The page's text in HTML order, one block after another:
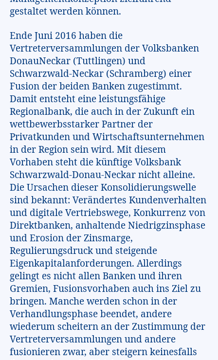
gestaltet werden können.
Ende Juni 2016 haben die
Vertreterversammlungen der Volksbanken
DonauNeckar (Tuttlingen) und
Schwarzwald-Neckar (Schramberg) einer
Fusion der beiden Banken zugestimmt.
Damit entsteht eine leistungsfähige
Regionalbank, die auch in der Zukunft ein
wettbewerbsstarker Partner der
Privatkunden und Wirtschaftsunternehmen
in der Region sein wird. Mit diesem
Vorhaben steht die künftige Volksbank
Schwarzwald-Donau-Neckar nicht alleine.
Die Ursachen dieser Konsolidierungswelle
sind bekannt: Verändertes Kundenverhalten
und digitale Vertriebswege, Konkurrenz von
Direktbanken, anhaltende Niedrigzinsphase
und Erosion der Zinsmarge,
Regulierungsdruck und steigende
Eigenkapitalanforderungen. Allerdings
gelingt es nicht allen Banken und ihren
Gremien, Fusionsvorhaben auch ins Ziel zu
bringen. Manche werden schon in der
Verhandlungsphase beendet, andere
wiederum scheitern an der Zustimmung der
Vertreterversammlungen und andere
fusionieren zwar, aber steigern keinesfalls